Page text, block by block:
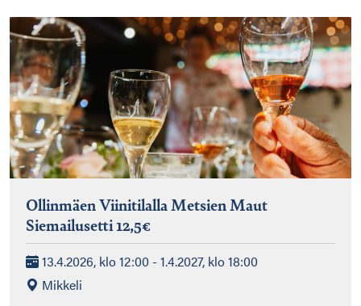
Ollinmäen Viinitilalla Metsien Maut
Siemailusetti 12,5€
13.4.2026, klo 12:00 - 1.4.2027, klo 18:00
Mikkeli